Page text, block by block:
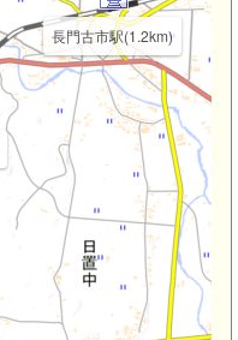
長門古市駅(1.2km)